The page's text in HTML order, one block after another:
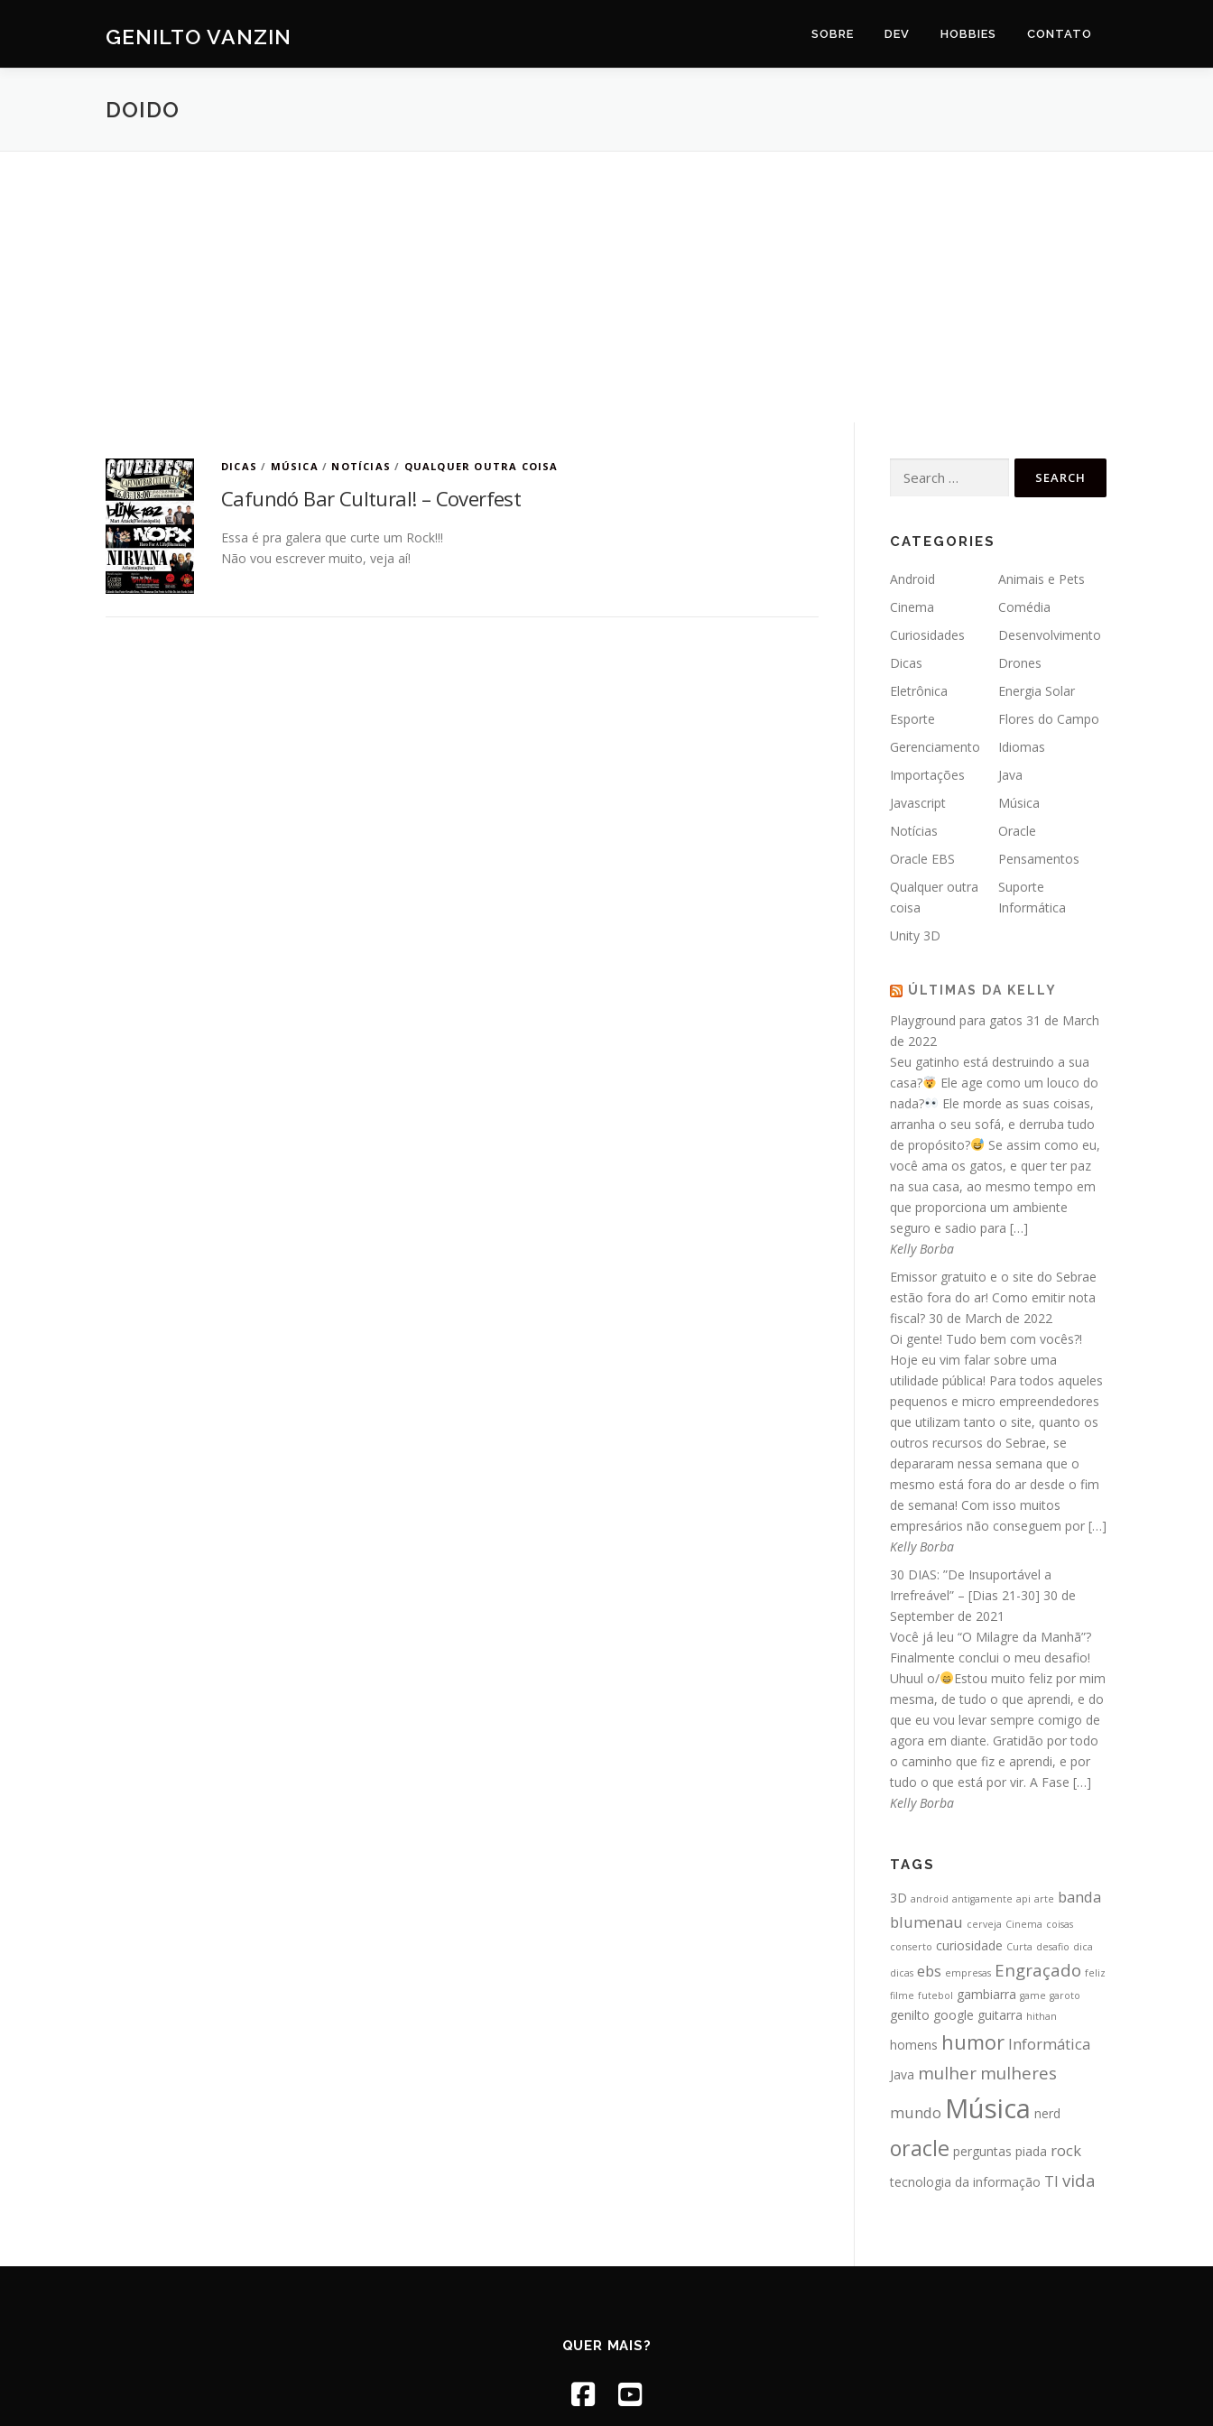
GENILTO VANZIN SOBRE DEV HOBBIES CONTATO
DOIDO
DICAS / MÚSICA / NOTÍCIAS / QUALQUER OUTRA COISA
Cafundó Bar Cultural! – Coverfest
Essa é pra galera que curte um Rock!!!
Não vou escrever muito, veja aí!
for:
CATEGORIES
Android
Animais e Pets
Cinema
Comédia
Curiosidades
Desenvolvimento
Dicas
Drones
Eletrônica
Energia Solar
Esporte
Flores do Campo
Gerenciamento
Idiomas
Importações
Java
Javascript
Música
Notícias
Oracle
Oracle EBS
Pensamentos
Qualquer outra
coisa
Suporte
Informática
Unity 3D
ÚLTIMAS DA KELLY
Playground para gatos 31 de March
de 2022
Seu gatinho está destruindo a sua
casa?
Ele age como um louco do
nada?
Ele morde as suas coisas,
arranha o seu sofá, e derruba tudo
de propósito?
Se assim como eu,
você ama os gatos, e quer ter paz
na sua casa, ao mesmo tempo em
que proporciona um ambiente
seguro e sadio para […]
Kelly Borba
Emissor gratuito e o site do Sebrae
estão fora do ar! Como emitir nota
fiscal? 30 de March de 2022
Oi gente! Tudo bem com vocês?!
Hoje eu vim falar sobre uma
utilidade pública! Para todos aqueles
pequenos e micro empreendedores
que utilizam tanto o site, quanto os
outros recursos do Sebrae, se
depararam nessa semana que o
mesmo está fora do ar desde o fim
de semana! Com isso muitos
empresários não conseguem por […]
Kelly Borba
30 DIAS: ”De Insuportável a
Irrefreável” – [Dias 21-30] 30 de
September de 2021
Você já leu “O Milagre da Manhã”?
Finalmente conclui o meu desafio!
Uhuul o/
Estou muito feliz por mim
mesma, de tudo o que aprendi, e do
que eu vou levar sempre comigo de
agora em diante. Gratidão por todo
o caminho que fiz e aprendi, e por
tudo o que está por vir. A Fase […]
Kelly Borba
TAGS
3D android antigamente api arte banda
blumenau cerveja Cinema coisas
conserto curiosidade Curta desafio dica
dicas ebs empresas Engraçado feliz
filme futebol gambiarra game garoto
genilto google guitarra hithan
homens humor Informática
Java mulher mulheres
mundo Música nerd
oracle perguntas piada rock
tecnologia da informação TI vida
QUER MAIS?